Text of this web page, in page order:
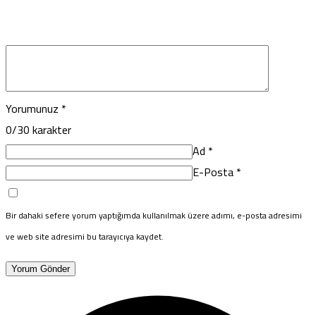
Yorumunuz *
0/30 karakter
Ad *
E-Posta*
Bir dahaki sefere yorum yaptığımda kullanılmak üzere adımı, e-posta adresimi
ve web site adresimi bu tarayıcıya kaydet.
Yorum Gönder